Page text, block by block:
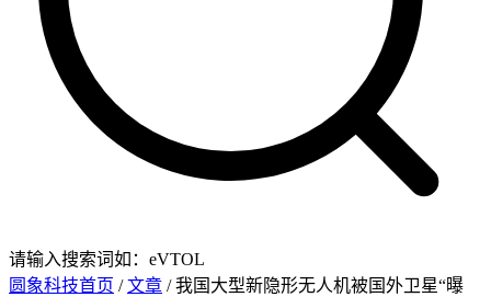
请输入搜索词如：eVTOL
圆象科技首页 /文章 / 我国大型新隐形无人机被国外卫星“曝